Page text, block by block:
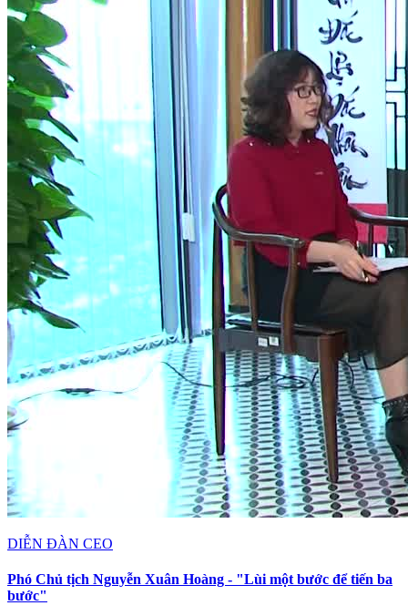
DIỄN ĐÀN CEO
Phó Chủ tịch Nguyễn Xuân Hoàng - "Lùi một bước để tiến ba
bước"